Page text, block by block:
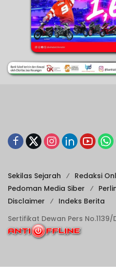
Sekilas Sejarah
Redaksi
Pedoman Media Siber
Disclaimer
Indeks Berita
Sertifikat Dewan Pers